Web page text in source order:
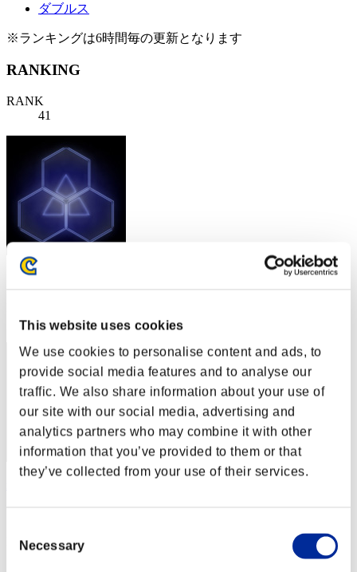
This website uses cookies
We use cookies to personalise content and ads, to
provide social media features and to analyse our
traffic. We also share information about your use of
our site with our social media, advertising and
analytics partners who may combine it with other
information that you’ve provided to them or that
they’ve collected from your use of their services.
Selection
Necessary
ダブルス
※ランキングは6時間毎の更新となります
RANKING
RANK
41
スコア: -
42
RANK